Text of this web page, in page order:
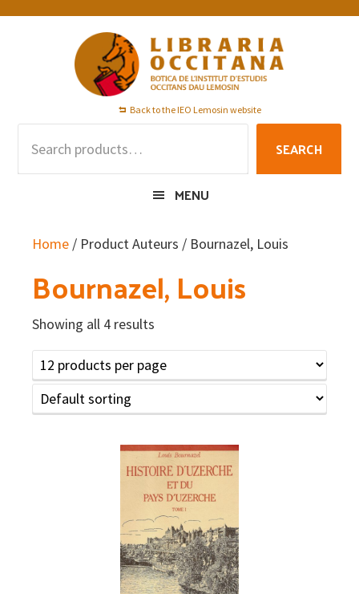
Skip
Skip
Skip
Back to the IEO Lemosin website
SEARCH
MENU
Home / Product Auteurs / Bournazel, Louis
Bournazel, Louis
Showing all 4 results